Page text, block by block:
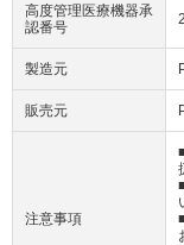
高度管理医療機器承
認番号
製造元
販売元
注意事項